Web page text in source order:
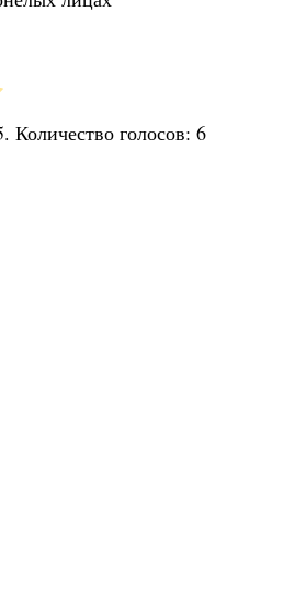
Количество голосов:6